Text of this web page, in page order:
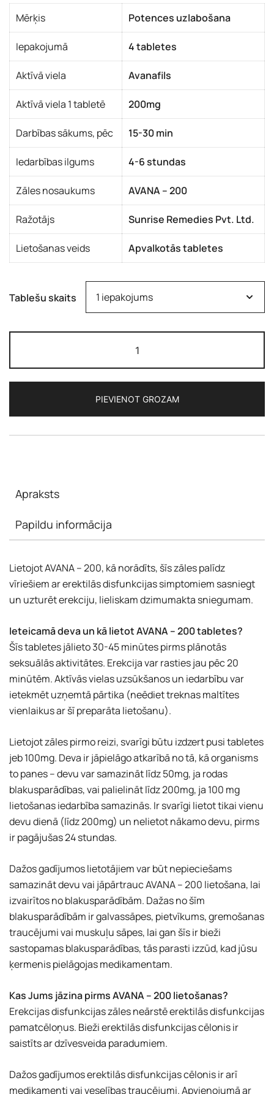
Mērķis Potences uzlabošana
Iepakojumā 4 tabletes
Aktīvā viela Avanafils
Aktīvā viela 1 tabletē 200mg
Darbības sākums, pēc 15-30 min
Iedarbības ilgums 4-6 stundas
Zāles nosaukums AVANA – 200
Ražotājs Sunrise Remedies Pvt. Ltd.
Lietošanas veids Apvalkotās tabletes
Tablešu skaits
-
200
200mg)
daudzums
PIEVIENOT GROZAM
Apraksts
Papildu informācija
Lietojot AVANA – 200, kā norādīts, šīs zāles palīdz
vīriešiem ar erektilās disfunkcijas simptomiem sasniegt
un uzturēt erekciju, lieliskam dzimumakta sniegumam.
Ieteicamā deva un kā lietot AVANA – 200 tabletes?
Šīs tabletes jālieto 30-45 minūtes pirms plānotās
seksuālās aktivitātes. Erekcija var rasties jau pēc 20
minūtēm. Aktīvās vielas uzsūkšanos un iedarbību var
ietekmēt uzņemtā pārtika (neēdiet treknas maltītes
vienlaikus ar šī preparāta lietošanu).
Lietojot zāles pirmo reizi, svarīgi būtu izdzert pusi tabletes
jeb 100mg. Deva ir jāpielāgo atkarībā no tā, kā organisms
to panes – devu var samazināt līdz 50mg, ja rodas
blakusparādības, vai palielināt līdz 200mg, ja 100 mg
lietošanas iedarbība samazinās. Ir svarīgi lietot tikai vienu
devu dienā (līdz 200mg) un nelietot nākamo devu, pirms
ir pagājušas 24 stundas.
Dažos gadījumos lietotājiem var būt nepieciešams
samazināt devu vai jāpārtrauc AVANA – 200 lietošana, lai
izvairītos no blakusparādībām. Dažas no šīm
blakusparādībām ir galvassāpes, pietvīkums, gremošanas
traucējumi vai muskuļu sāpes, lai gan šīs ir bieži
sastopamas blakusparādības, tās parasti izzūd, kad jūsu
ķermenis pielāgojas medikamentam.
Kas Jums jāzina pirms AVANA – 200 lietošanas?
Erekcijas disfunkcijas zāles neārstē erektilās disfunkcijas
pamatcēloņus. Bieži erektilās disfunkcijas cēlonis ir
saistīts ar dzīvesveida paradumiem.
Dažos gadījumos erektilās disfunkcijas cēlonis ir arī
medikamenti vai veselības traucējumi. Apvienojumā ar